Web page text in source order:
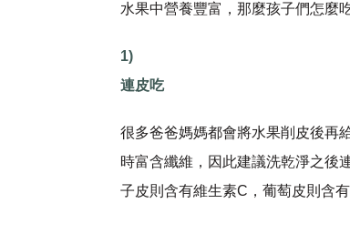
水果中營養豐富，那麼孩子們怎麼
1)
連皮吃
很多爸爸媽媽都會將水果削皮後再
時富含纖維，因此建議洗乾淨之後
子皮則含有維生素C，葡萄皮則含